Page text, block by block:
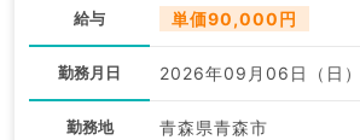
給与 単価90,000円
勤務月日 2026年09月06日（日）
勤務地 青森県青森市